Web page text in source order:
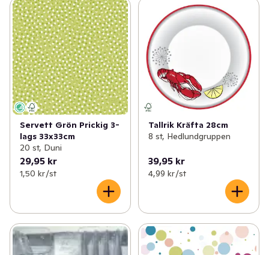
Servett Grön Prickig 3-
lags 33x33cm
20 st, Duni
29,95 kr
1,50 kr /st
Tallrik Kräfta 28cm
8 st, Hedlundgruppen
39,95 kr
4,99 kr /st